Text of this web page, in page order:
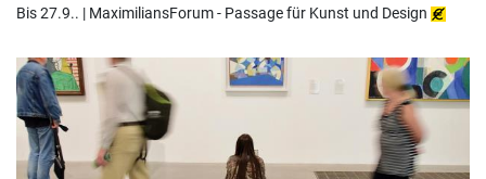
Bis 27.9.. | MaximiliansForum - Passage für Kunst und Design